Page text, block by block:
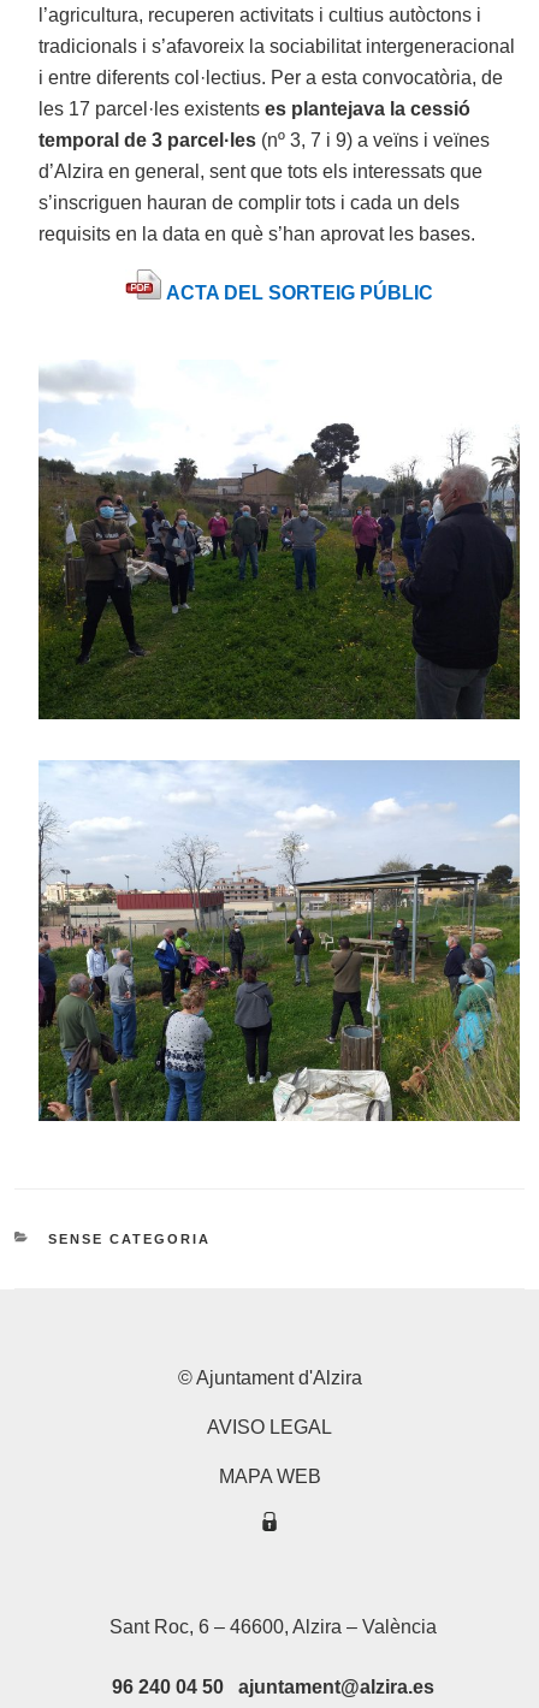
l’agricultura, recuperen activitats i cultius autòctons i
tradicionals i s’afavoreix la sociabilitat intergeneracional
i entre diferents col·lectius. Per a esta convocatòria, de
les 17 parcel·les existentses plantejava la cessió
temporal de 3 parcel·les (nº 3, 7 i 9) a veïns i veïnes
d’Alzira en general, sent que tots els interessats que
s’inscriguen hauran de complir tots i cada un dels
requisits en la data en què s’han aprovat les bases.
ACTA DEL SORTEIG PÚBLIC
CATEGORIES
SENSE CATEGORIA
© Ajuntament d'Alzira
AVISO LEGAL
MAPA WEB
Sant Roc, 6 – 46600, Alzira – València
96 240 04 50 ajuntament@alzira.es